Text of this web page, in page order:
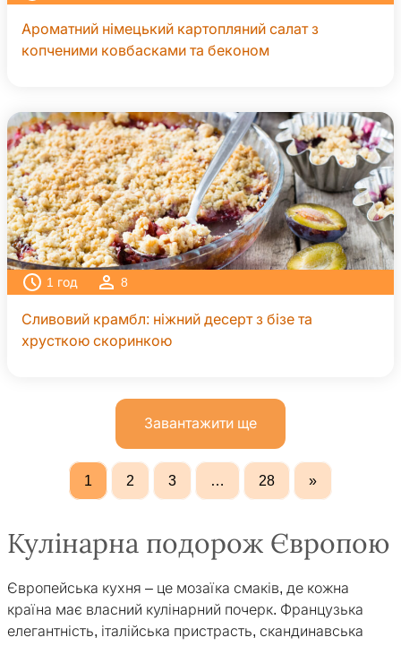
Ароматний німецький картопляний салат з
копченими ковбасками та беконом
1 год 8
Сливовий крамбл: ніжний десерт з бізе та
хрусткою скоринкою
Завантажити ще
1 2 3 … 28 »
Кулінарна подорож Європою
Європейська кухня – це мозаїка смаків, де кожна
країна має власний кулінарний почерк. Французька
елегантність, італійська пристрасть, скандинавська